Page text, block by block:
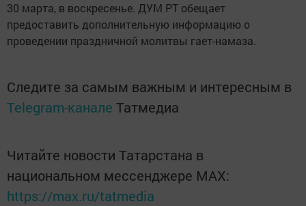
30 марта, в воскресенье. ДУМ РТ обещает
предоставить дополнительную информацию о
проведении праздничной молитвы гает-намаза.
Следите за самым важным и интересным в
Telegram-канале Татмедиа
Читайте новости Татарстана в
национальном мессенджере MАХ:
https://max.ru/tatmedia